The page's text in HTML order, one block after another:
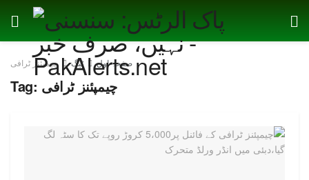
صفحہ اول ٹیگ چیمپئنز ٹرافی
Tag: چیمپئنز ٹرافی